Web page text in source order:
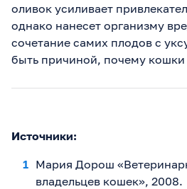
оливок усиливает
однако нанесет организму
сочетание самих плодов с
быть причиной, почему кошки
Источники:
Мария Дорош
владельцев кошек», 2008.